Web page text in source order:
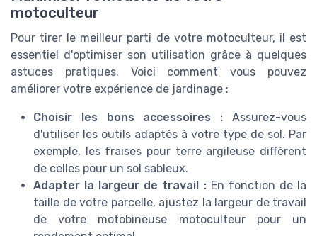
motoculteur
Pour tirer le meilleur parti de votre motoculteur, il est
essentiel d'optimiser son utilisation grâce à quelques
astuces pratiques. Voici comment vous pouvez
améliorer votre expérience de jardinage :
Choisir les bons accessoires : Assurez-vous
d'utiliser les outils adaptés à votre type de sol. Par
exemple, les fraises pour terre argileuse diffèrent
de celles pour un sol sableux.
Adapter la largeur de travail :En fonction de la
taille de votre parcelle, ajustez la largeur de travail
de votre motobineuse motoculteur pour un